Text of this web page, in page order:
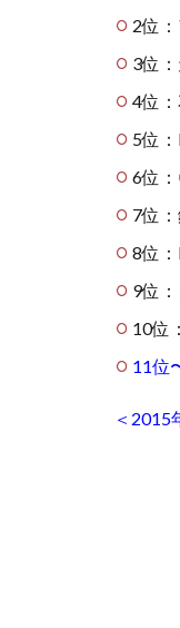
2位
3位
4位：
5位
6位：
7位：
8位：
9位
10位
11位
＜2015